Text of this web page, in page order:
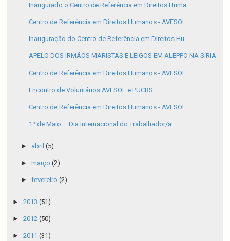
Inaugurado o Centro de Referência em Direitos Huma...
Centro de Referência em Direitos Humanos - AVESOL ...
Inauguração do Centro de Referência em Direitos Hu...
APELO DOS IRMÃOS MARISTAS E LEIGOS EM ALEPPO NA SÍRIA
Centro de Referência em Direitos Humanos - AVESOL ...
Encontro de Voluntários AVESOL e PUCRS
Centro de Referência em Direitos Humanos - AVESOL ...
1º de Maio – Dia Internacional do Trabalhador/a
► abril (5)
► março (2)
► fevereiro (2)
► 2013 (51)
► 2012 (50)
► 2011 (31)